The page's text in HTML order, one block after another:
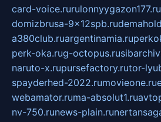
card-voice.rurulonnyygazon177.ru
domizbrusa-9x12spb.ru
a380club.ruargentinamia.ru
perk-oka.rug-octopus.ru
naruto-x.rupursefactory.rutor-
spayderhed-2022.rumovieone.ru
webamator.ruma-absolut1.ru
nv-750.runews-plain.ru